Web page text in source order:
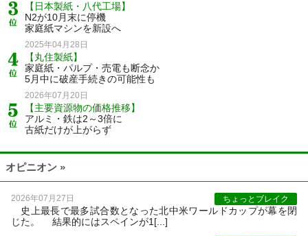
【日本製紙・八代工場】
N2が10月末に停機
家庭紙マシンを新設へ
2025年04月28日
【丸住製紙】
家庭紙・パルプ・売電も断念か
5月中に破産手続きの可能性も
2026年07月20日
【主要資源物の価格推移】
アルミ・鉄は2～3倍に
古紙だけが上がらず
オピニオン »
2026年07月27日 ちょっとブレイク
史上最長で最多試合数となった北中米ワールドカップが幕を閉
じた。 結果的にはスペインが1[...]